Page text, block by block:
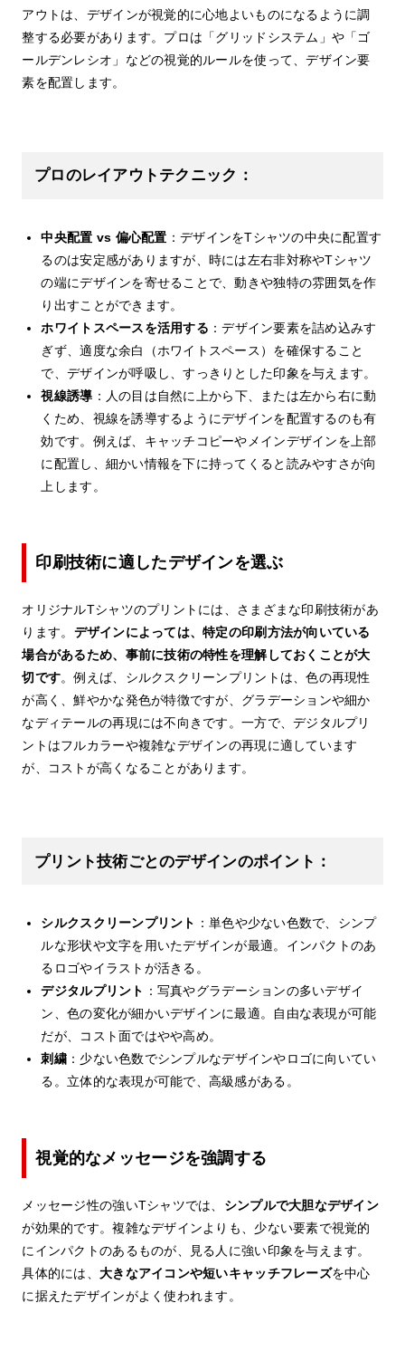
アウトは、デザインが視覚的に心地よいものになるように調
整する必要があります。プロは「グリッドシステム」や「ゴ
ールデンレシオ」などの視覚的ルールを使って、デザイン要
素を配置します。
プロのレイアウトテクニック：
中央配置 vs 偏心配置 ：デザインをTシャツの中央に配置す
るのは安定感がありますが、時には左右非対称やTシャツ
の端にデザインを寄せることで、動きや独特の雰囲気を作
り出すことができます。
ホワイトスペースを活用する ：デザイン要素を詰め込みす
ぎず、適度な余白（ホワイトスペース）を確保すること
で、デザインが呼吸し、すっきりとした印象を与えます。
視線誘導 ：人の目は自然に上から下、または左から右に動
くため、視線を誘導するようにデザインを配置するのも有
効です。例えば、キャッチコピーやメインデザインを上部
に配置し、細かい情報を下に持ってくると読みやすさが向
上します。
印刷技術に適したデザインを選ぶ
オリジナルTシャツのプリントには、さまざまな印刷技術があ
ります。 デザインによっては、特定の印刷方法が向いている
場合があるため、事前に技術の特性を理解しておくことが大
切です。例えば、シルクスクリーンプリントは、色の再現性
が高く、鮮やかな発色が特徴ですが、グラデーションや細か
なディテールの再現には不向きです。一方で、デジタルプリ
ントはフルカラーや複雑なデザインの再現に適しています
が、コストが高くなることがあります。
プリント技術ごとのデザインのポイント：
シルクスクリーンプリント ：単色や少ない色数で、シンプ
ルな形状や文字を用いたデザインが最適。インパクトのあ
るロゴやイラストが活きる。
デジタルプリント ：写真やグラデーションの多いデザイ
ン、色の変化が細かいデザインに最適。自由な表現が可能
だが、コスト面ではやや高め。
刺繍 ：少ない色数でシンプルなデザインやロゴに向いてい
る。立体的な表現が可能で、高級感がある。
視覚的なメッセージを強調する
メッセージ性の強いTシャツでは、 シンプルで大胆なデザイン
が効果的です。複雑なデザインよりも、少ない要素で視覚的
にインパクトのあるものが、見る人に強い印象を与えます。
具体的には、大きなアイコンや短いキャッチフレーズを中心
に据えたデザインがよく使われます。